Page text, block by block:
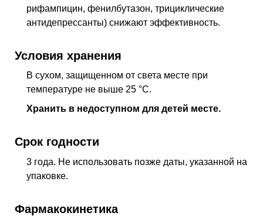
рифампицин, фенилбутазон, трициклические
антидепрессанты) снижают эффективность.
Условия хранения
В сухом, защищенном от света месте при
температуре не выше 25 °С.
Хранить в недоступном для детей месте.
Срок годности
3 года. Не использовать позже даты, указанной на
упаковке.
Фармакокинетика